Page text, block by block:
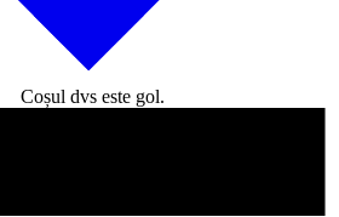
Coșul dvs este gol.